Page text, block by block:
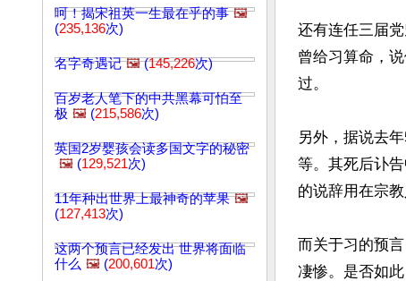
呵！揭宋祖英一生最在乎的事 🖼️
(235,136次)
名字奇遇记 🖼️(145,226次)
百岁老人笔下的中共黑幕可怕至
极 🖼️ (215,586次)
英国2岁婴孩会读多国文字的秘密
🖼️ (129,521次)
11年种出世界上最神奇的苹果 🖼️
(127,413次)
这两个预言已经发出 世界将面临
什么 🖼️ (200,601次)
还有连任三届
曾给习算命，
过。
另外，据说去
等。其死后讣
的说辞用在宗
而关于习的预
凄惨。是否如此